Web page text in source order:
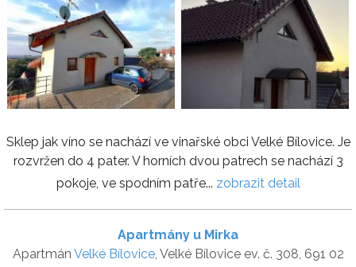
Sklep jak víno se nachází ve vinařské obci Velké Bílovice. Je
rozvržen do 4 pater. V horních dvou patrech se nachází 3
pokoje, ve spodním patře... zobrazit detail
Apartmány u Mirka
Apartmán Velké Bílovice, Velké Bílovice ev. č. 308, 691 02